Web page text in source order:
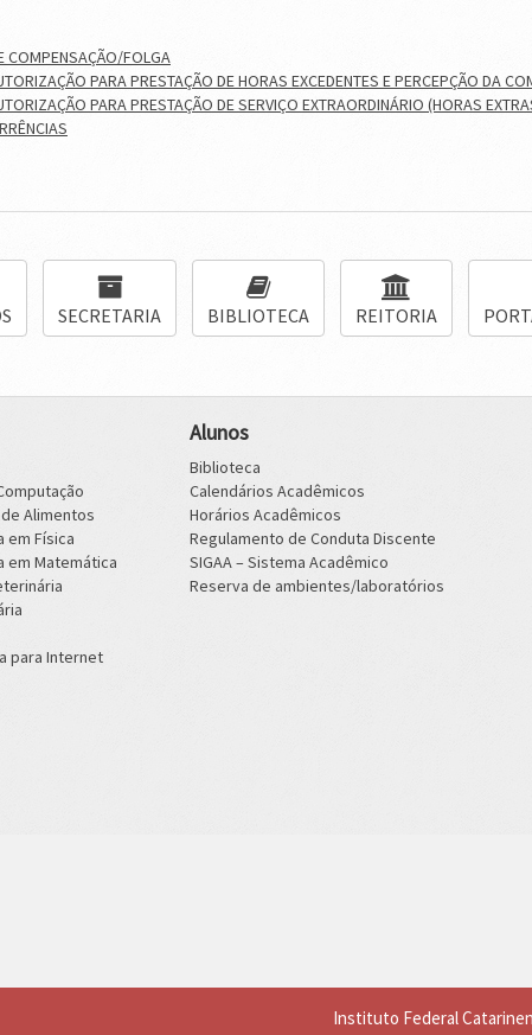
COMPENSAÇÃO/FOLGA
PARA PRESTAÇÃO DE HORAS EXCEDENTES E PERCEPÇÃO DA
PARA PRESTAÇÃO DE SERVIÇO EXTRAORDINÁRIO (HORAS
SECRETARIA BIBLIOTECA REITORIA
Alimentos
em Física
em Matemática
para Internet
Alunos
Biblioteca
Calendários Acadêmicos
Horários Acadêmicos
Regulamento de Conduta Discente
SIGAA – Sistema Acadêmico
Reserva de ambientes/laboratórios
Instituto Federal